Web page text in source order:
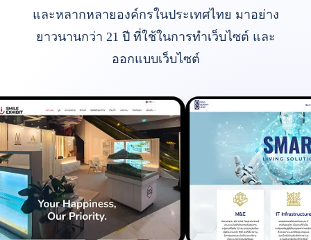
และหลากหลายองค์กรในประเทศไทย มาอย่าง
ยาวนานกว่า 21 ปี ที่ใช้ในการทำเว็บไซต์ และ
ออกแบบเว็บไซต์